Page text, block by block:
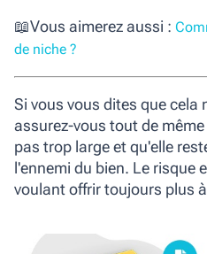
📖Vous aimerez aussi :
de niche ?
Si vous vous dites que cela
assurez-vous tout de
pas trop large et qu'elle
l'ennemi du bien. Le risque
voulant offrir toujours plus